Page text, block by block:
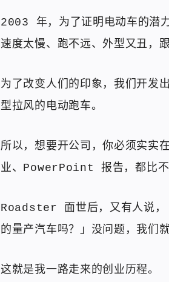
2003 年，为了证明电动车的潜
速度太慢、跑不远、外型又丑，
为了改变人们的印象，我们开
型拉风的电动跑车。
所以，想要开公司，你必须实实
业、PowerPoint 报告，都比不
Roadster 面世后，又有人说，
的量产汽车吗？」没问题，我
这就是我一路走来的创业历程。